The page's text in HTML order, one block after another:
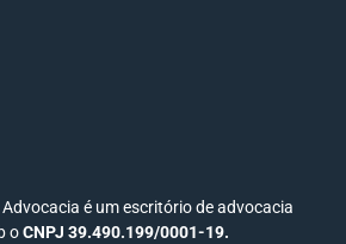
é um escritório de advocacia
oCNPJ 39.490.199/0001-19.